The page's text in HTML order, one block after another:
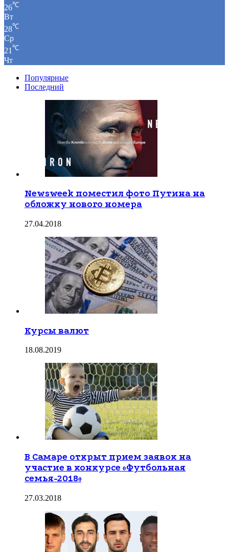
26℃
Вт
28℃
Ср
21℃
Чт
Популярные
Последний
Newsweek поместил фото Путина на
обложку нового номера
27.04.2018
Курсы валют
18.08.2019
В Самаре открыт прием заявок на
участие в конкурсе «Футбольная
семья-2018»
27.03.2018